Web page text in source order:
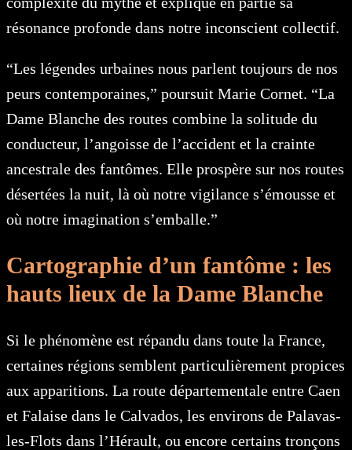
résonance profonde dans notre inconscient collectif.
“Les légendes urbaines nous parlent toujours de nos
peurs contemporaines,” poursuit Marie Cornet. “La
Dame Blanche des routes combine la solitude du
conducteur, l’angoisse de l’accident et la crainte
ancestrale des fantômes. Elle prospère sur nos routes
désertées la nuit, là où notre vigilance s’émousse et
où notre imagination s’emballe.”
Cartographie d’un fantôme : les
hauts lieux de la Dame Blanche
Si le phénomène est répandu dans toute la France,
certaines régions semblent particulièrement propices
aux apparitions. La route départementale entre Caen
et Falaise dans le Calvados, les environs de Palavas-
les-Flots dans l’Hérault, ou encore certains tronçons